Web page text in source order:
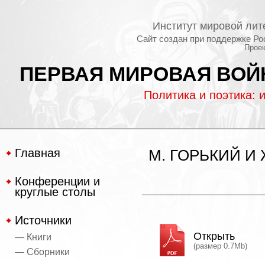
Институт мировой
Сайт создан при поддержке
ПЕРВАЯ МИРОВАЯ
Политика и поэтика:
Главная
Конференции и
круглые столы
Источники
— Книги
— Сборники
М. ГОРЬКИЙ И
Открыть
(размер 0.7Mb)